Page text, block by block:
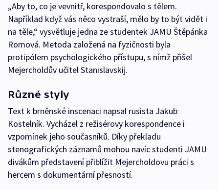
„Aby to, co je vevnitř, korespondovalo s tělem.
Například když vás něco vystraší, mělo by to být vidět i
na těle,“ vysvětluje jedna ze studentek JAMU Štěpánka
Romová. Metoda založená na fyzičnosti byla
protipólem psychologického přístupu, s nímž přišel
Mejercholdův učitel Stanislavskij.
Různé styly
Text k brněnské inscenaci napsal rusista Jakub
Kostelník. Vycházel z režisérovy korespondence i
vzpomínek jeho současníků. Díky překladu
stenografických záznamů mohou navíc studenti JAMU
divákům představení přiblížit Mejercholdovu práci s
hercem s dokumentární přesností.